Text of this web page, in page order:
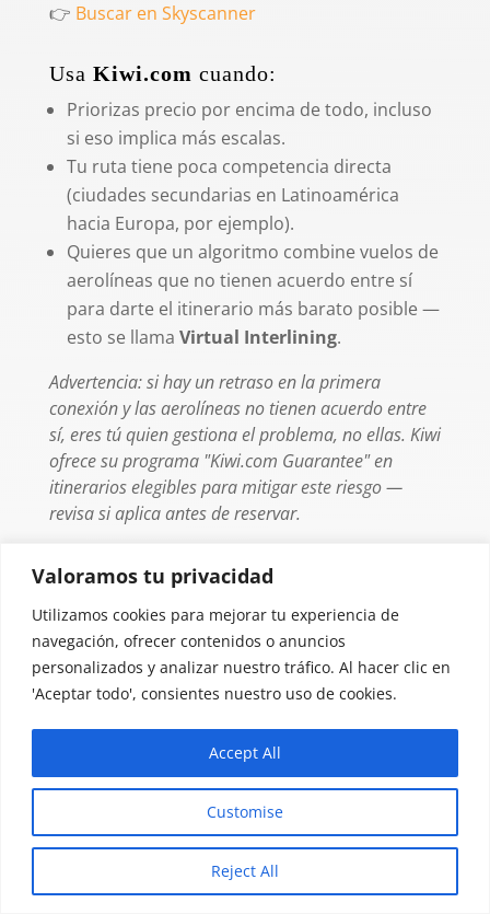
Valoramos tu privacidad
Utilizamos cookies para mejorar tu experiencia de
navegación, ofrecer contenidos o anuncios
personalizados y analizar nuestro tráfico. Al hacer clic en
'Aceptar todo', consientes nuestro uso de cookies.
Customise
Reject All
Accept All
👉 Buscar en Skyscanner
Usa Kiwi.com cuando:
Priorizas precio por encima de todo, incluso
si eso implica más escalas.
Tu ruta tiene poca competencia directa
(ciudades secundarias en Latinoamérica
hacia Europa, por ejemplo).
Quieres que un algoritmo combine vuelos de
aerolíneas que no tienen acuerdo entre sí
para darte el itinerario más barato posible —
esto se llama Virtual Interlining.
Advertencia: si hay un retraso en la primera
conexión y las aerolíneas no tienen acuerdo entre
sí, eres tú quien gestiona el problema, no ellas. Kiwi
ofrece su programa "Kiwi.com Guarantee" en
itinerarios elegibles para mitigar este riesgo —
revisa si aplica antes de reservar.